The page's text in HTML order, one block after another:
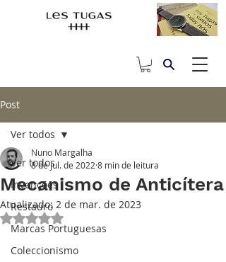
Post
Ver todos
Invenções
Restauro
Marcas Portuguesas
Coleccionismo
Ver todos
Mecanismo de Anticítera
Nuno Margalha
8 de jul. de 2022 8 min de leitura
Atualizado: 2 de mar. de 2023
Avaliado com NaN de 5 estrelas.